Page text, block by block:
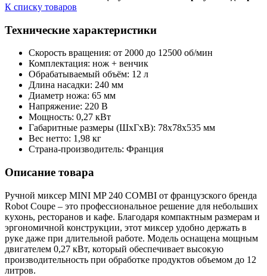
К списку товаров
Технические характеристики
Скорость вращения: от 2000 до 12500 об/мин
Комплектация: нож + венчик
Обрабатываемый объём: 12 л
Длина насадки: 240 мм
Диаметр ножа: 65 мм
Напряжение: 220 В
Мощность: 0,27 кВт
Габаритные размеры (ШхГхВ): 78х78х535 мм
Вес нетто: 1,98 кг
Страна-производитель: Франция
Описание товара
Ручной миксер MINI MP 240 COMBI от французского бренда
Robot Coupe – это профессиональное решение для небольших
кухонь, ресторанов и кафе. Благодаря компактным размерам и
эргономичной конструкции, этот миксер удобно держать в
руке даже при длительной работе. Модель оснащена мощным
двигателем 0,27 кВт, который обеспечивает высокую
производительность при обработке продуктов объемом до 12
литров.